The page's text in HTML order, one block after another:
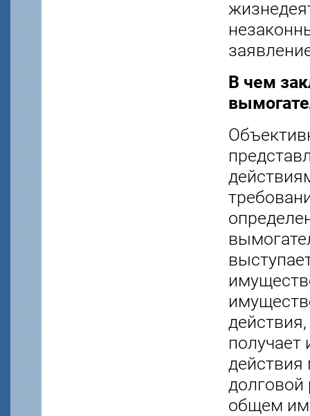
В чем
действия
долговой
общем